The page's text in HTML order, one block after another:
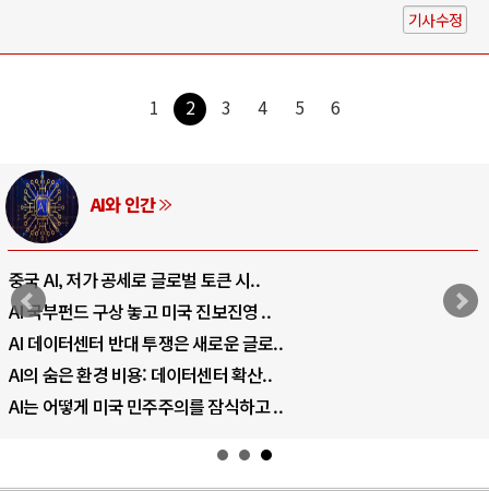
기사수정
1 2 3 4 5 6
AI와 인간
중국 AI, 저가 공세로 글로벌 토큰 시..
AI 국부펀드 구상 놓고 미국 진보진영 ..
AI 데이터센터 반대 투쟁은 새로운 글로..
AI의 숨은 환경 비용: 데이터센터 확산..
AI는 어떻게 미국 민주주의를 잠식하고 ..